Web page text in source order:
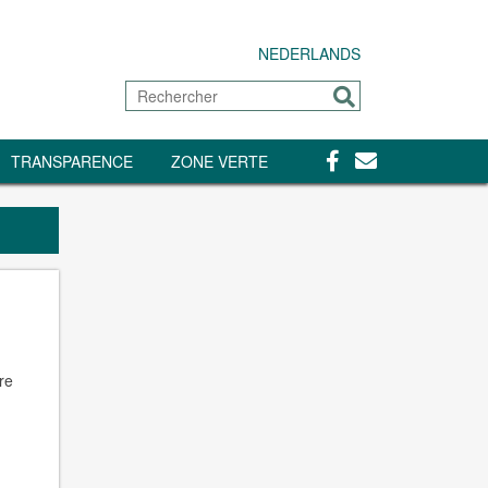
NEDERLANDS
Rechercher
Envoyer
TRANSPARENCE ZONE VERTE Facebook
Contact